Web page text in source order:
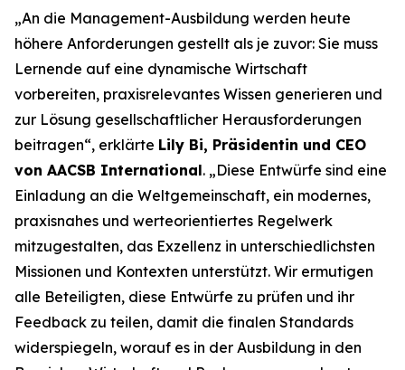
„An die Management-Ausbildung werden heute
höhere Anforderungen gestellt als je zuvor: Sie muss
Lernende auf eine dynamische Wirtschaft
vorbereiten, praxisrelevantes Wissen generieren und
zur Lösung gesellschaftlicher Herausforderungen
beitragen“, erklärte Lily Bi, Präsidentin und CEO
von AACSB International. „Diese Entwürfe sind eine
Einladung an die Weltgemeinschaft, ein modernes,
praxisnahes und werteorientiertes Regelwerk
mitzugestalten, das Exzellenz in unterschiedlichsten
Missionen und Kontexten unterstützt. Wir ermutigen
alle Beteiligten, diese Entwürfe zu prüfen und ihr
Feedback zu teilen, damit die finalen Standards
widerspiegeln, worauf es in der Ausbildung in den